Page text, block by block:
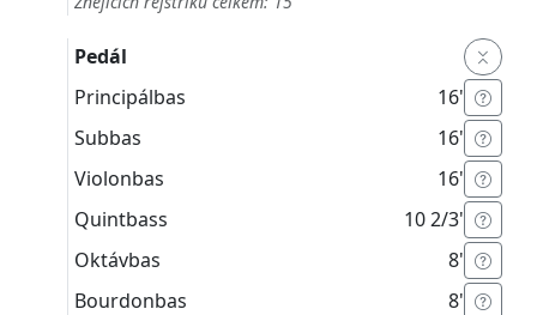
Pedál
Principálbas
16'
Subbas
16'
Violonbas
16'
Quintbass
10 2/3'
Oktávbas
8'
Bourdonbas
8'